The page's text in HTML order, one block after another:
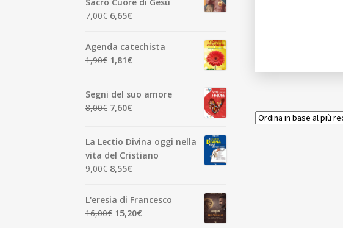
7,00€.
7,00€ Il
originale
era:
7,00€.
6,65€
attuale
Agenda catechista
1,90€ Il
era:
1,90€.
1,81€
è:
Segni del suo amore
8,00€ Il
era:
8,00€.
7,60€
è:
7,60€.
La Lectio Divina oggi nella
vita del Cristiano
9,00€ Il
originale
era:
9,00€.
8,55€
attuale
è:
L'eresia di Francesco
16,00€ Il
15,20€